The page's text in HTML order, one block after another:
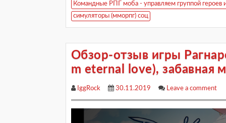
Командные РПГ моба - управляем группой героев
симуляторы (мморпг) соц
Обзор-отзыв игры
m eternal love), забавная
IggRock 30.11.2019 Leave a comment